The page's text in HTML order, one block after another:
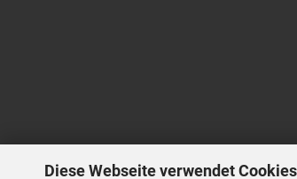
Diese Webseite verwendet